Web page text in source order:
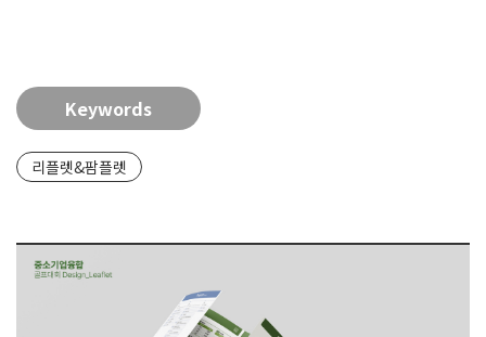
Keywords
리플렛&팜플렛